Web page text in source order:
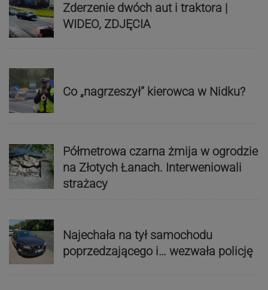
Zderzenie dwóch aut i traktora |
WIDEO, ZDJĘCIA
Co „nagrzeszył” kierowca w Nidku?
Półmetrowa czarna żmija w ogrodzie
na Złotych Łanach. Interweniowali
strażacy
Najechała na tył samochodu
poprzedzającego i… wezwała policję